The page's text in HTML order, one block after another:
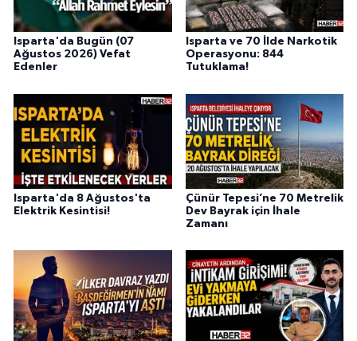
Isparta'da Bugün (07
Ağustos 2026) Vefat
Edenler
Isparta ve 70 İlde Narkotik
Operasyonu: 844
Tutuklama!
Isparta'da 8 Ağustos'ta
Elektrik Kesintisi!
Çünür Tepesi’ne 70 Metrelik
Dev Bayrak için İhale
Zamanı